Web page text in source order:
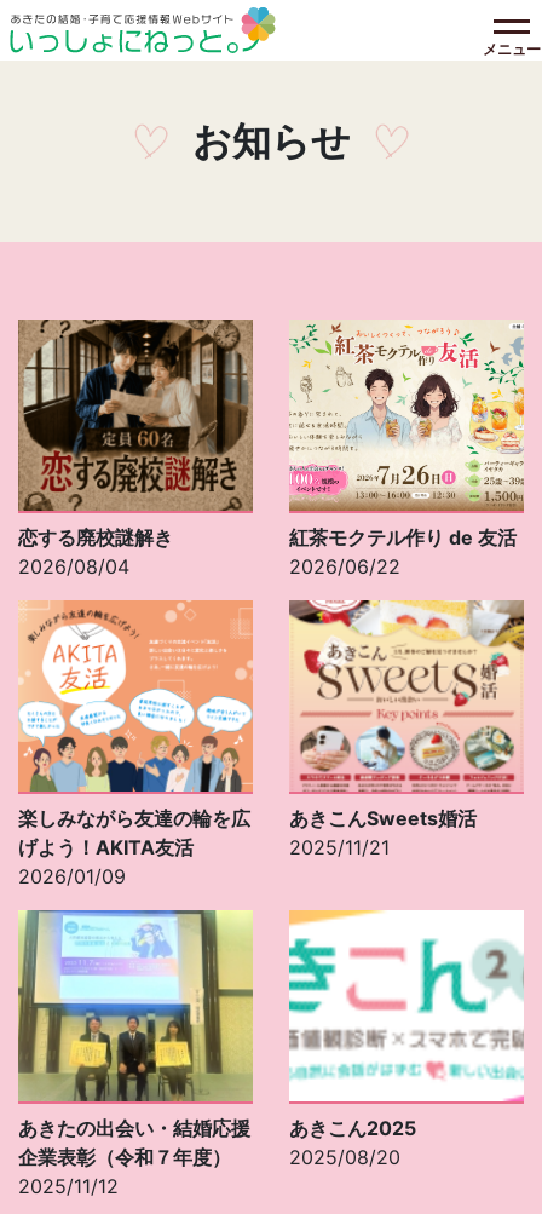
メニュー
お知らせ
恋する廃校謎解き
2026/08/04
紅茶モクテル作り de 友活
2026/06/22
楽しみながら友達の輪を広
げよう！AKITA友活
2026/01/09
あきこんSweets婚活
2025/11/21
あきたの出会い・結婚応援
企業表彰（令和７年度）
2025/11/12
あきこん2025
2025/08/20